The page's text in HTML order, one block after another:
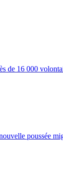
de 16 000
poussée